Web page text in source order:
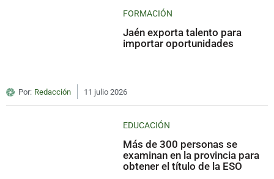
FORMACIÓN
Jaén exporta talento para
importar oportunidades
Por: Redacción 11 julio 2026
EDUCACIÓN
Más de 300 personas se
examinan en la provincia para
obtener el título de la ESO